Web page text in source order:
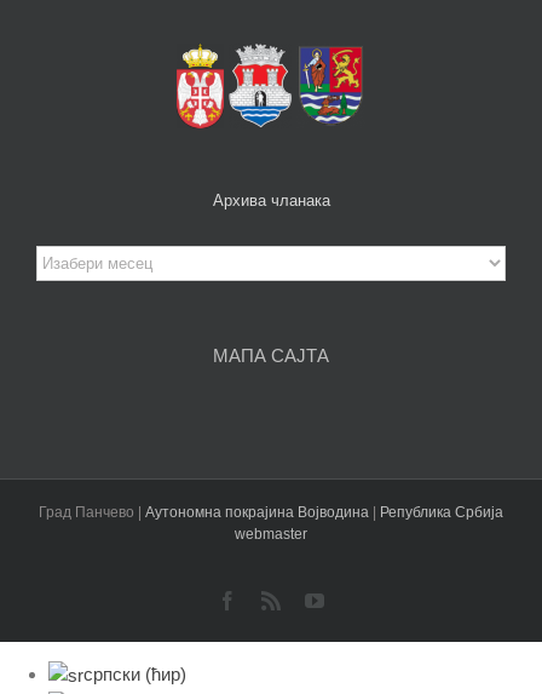
Архива чланака
Архива
чланака
МАПА САЈТА
Град Панчево | Аутономна покрајина Војводина | Република Србија
webmaster
Facebook
Rss YouTube
српски (ћир)